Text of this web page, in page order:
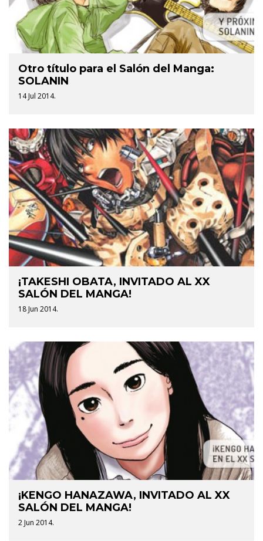
Otro título para el Salón del Manga:
SOLANIN
14 Jul 2014.
¡TAKESHI OBATA, INVITADO AL XX
SALÓN DEL MANGA!
18 Jun 2014.
¡KENGO HANAZAWA, INVITADO AL XX
SALÓN DEL MANGA!
2 Jun 2014.